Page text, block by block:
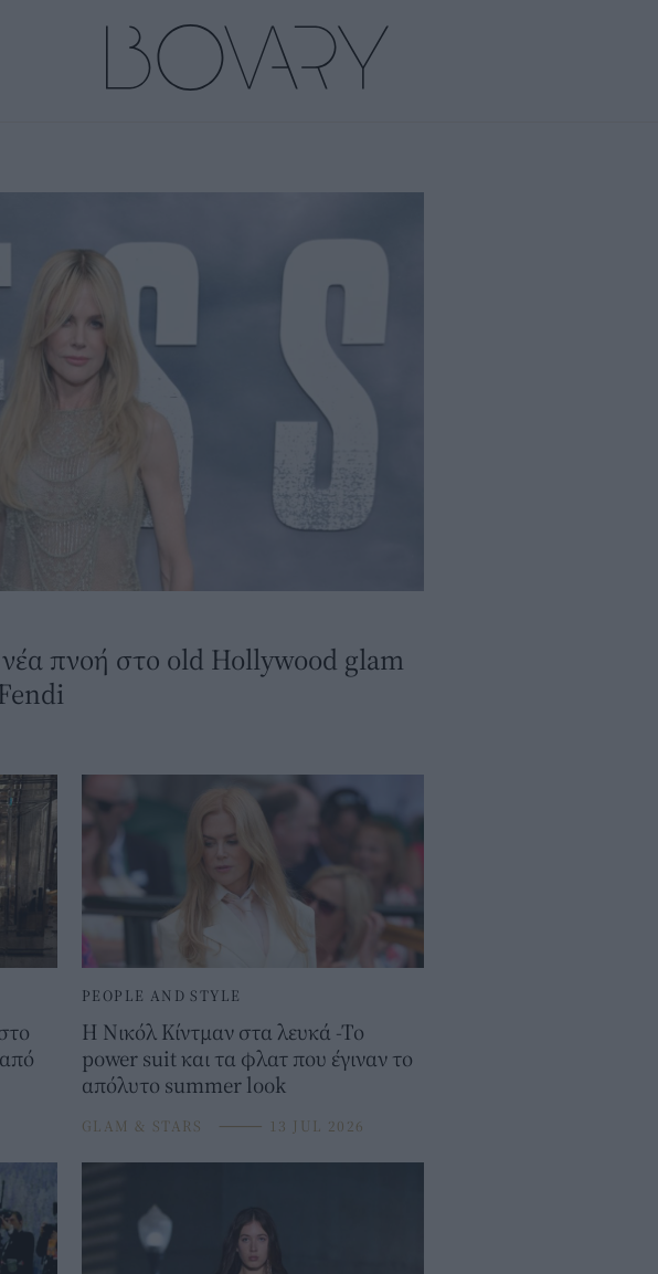
πνοή στο old Hollywood glam
PEOPLE AND STYLE
Η Νικόλ Κίντμαν στα λευκά -Το
power suit και τα φλατ που έγιναν το
απόλυτο summer look
GLAM & STARS ⸻ 13 JUL 2026